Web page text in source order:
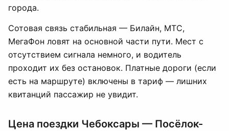
города.
Сотовая связь стабильная — Билайн, МТС,
МегаФон ловят на основной части пути. Мест с
отсутствием сигнала немного, и водитель
проходит их без остановок. Платные дороги (если
есть на маршруте) включены в тариф — лишних
квитанций пассажир не увидит.
Цена поездки Чебоксары — Посёлок-